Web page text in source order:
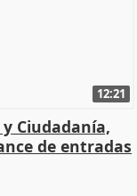
12:21
Ciudadanía,
de entradas